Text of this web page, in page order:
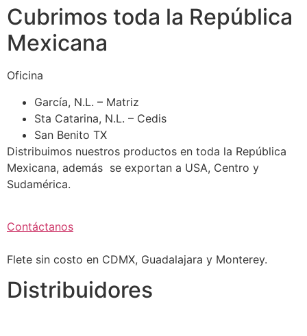
Cubrimos toda la República
Mexicana
Oficina
García, N.L. – Matriz
Sta Catarina, N.L. – Cedis
San Benito TX
Distribuimos nuestros productos en toda la República
Mexicana, además se exportan a USA, Centro y
Sudamérica.
Contáctanos
Flete sin costo en CDMX, Guadalajara y Monterey.
Distribuidores